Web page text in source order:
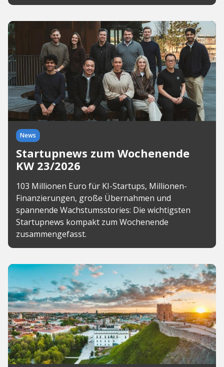
News
Startupnews zum Wochenende
KW 23/2026
103 Millionen Euro für KI-Startups, Millionen-
Finanzierungen, große Übernahmen und
spannende Wachstumsstories: Die wichtigsten
Startupnews kompakt zum Wochenende
zusammengefasst.